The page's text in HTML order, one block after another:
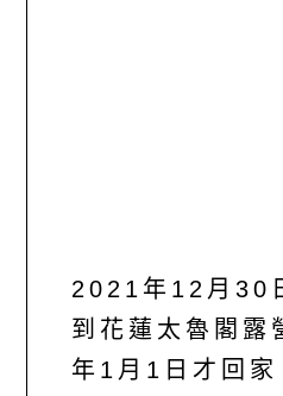
2021年12月30
到花蓮太魯閣露
年1月1日才回家